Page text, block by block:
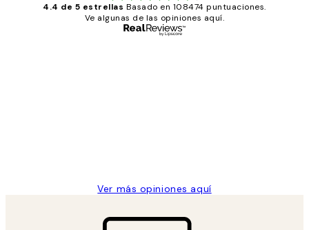
4.4 de 5 estrellas Basado en 108474 puntuaciones.
Ve algunas de las opiniones aquí.
Ver más opiniones aquí